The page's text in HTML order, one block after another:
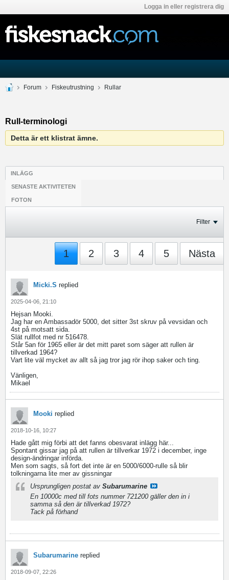
Logga in eller registrera dig
Forum Fiskeutrustning Rullar
Rull-terminologi
Detta är ett klistrat ämne.
INLÄGG
SENASTE AKTIVITETEN
FOTON
Filter
1 2 3 4 5 Nästa
Micki.S replied
2025-04-06, 21:10
Hejsan Mooki.
Jag har en Ambassadör 5000, det sitter 3st skruv på vevsidan och
4st på motsatt sida.
Slät rullfot med nr 516478.
Står 5an för 1965 eller är det mitt paret som säger att rullen är
tillverkad 1964?
Vart lite väl mycket av allt så jag tror jag rör ihop saker och ting.
Vänligen,
Mikael
Mooki replied
2018-10-16, 10:27
Hade gått mig förbi att det fanns obesvarat inlägg här...
Spontant gissar jag på att rullen är tillverkar 1972 i december, inge
design-ändringar införda.
Men som sagts, så fort det inte är en 5000/6000-rulle så blir
tolkningarna lite mer av gissningar
Ursprungligen postat av Subarumarine
En 10000c med till fots nummer 721200 gäller den in i
samma så den är tillverkad 1972?
Tack på förhand
Subarumarine replied
2018-09-07, 22:26